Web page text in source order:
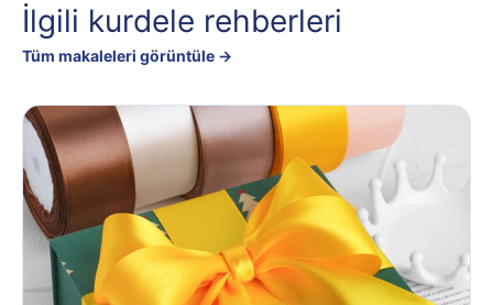
İlgili kurdele rehberleri
Tüm makaleleri görüntüle →